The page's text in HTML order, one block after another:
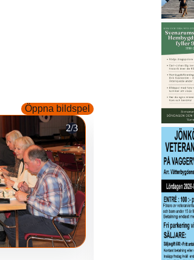
Öppna bildspel
2/3